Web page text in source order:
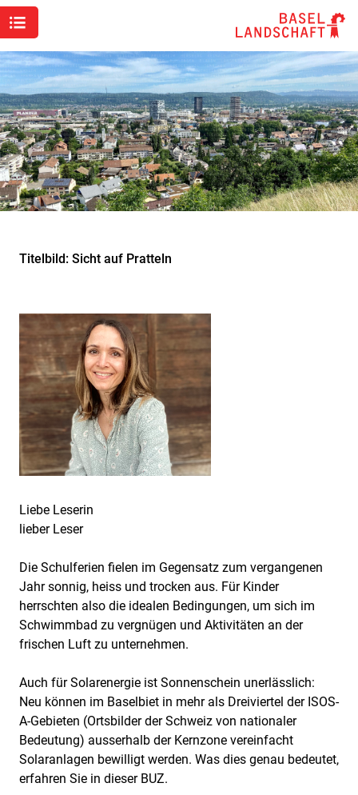
Titelbild: Sicht auf Pratteln
Liebe Leserin
lieber Leser
Die Schulferien fielen im Gegensatz zum vergangenen
Jahr sonnig, heiss und trocken aus. Für Kinder
herrschten also die idealen Bedingungen, um sich im
Schwimmbad zu vergnügen und Aktivitäten an der
frischen Luft zu unternehmen.
Auch für Solarenergie ist Sonnenschein unerlässlich:
Neu können im Baselbiet in mehr als Dreiviertel der ISOS-
A-Gebieten (Ortsbilder der Schweiz von nationaler
Bedeutung) ausserhalb der Kernzone vereinfacht
Solaranlagen bewilligt werden. Was dies genau bedeutet,
erfahren Sie in dieser BUZ.